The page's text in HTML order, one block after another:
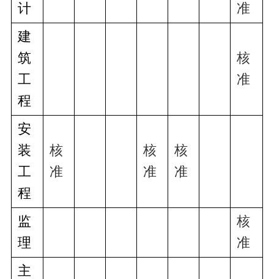
计
准
建
筑
工
程
核
准
安
装
工
程
核
准
核
准
核
准
监
理
核
准
主